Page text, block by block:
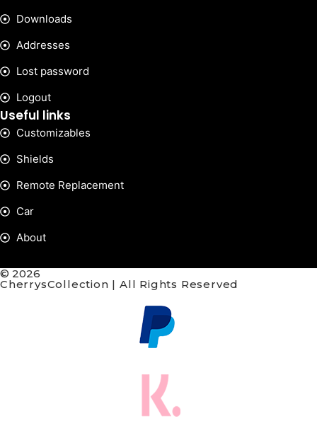
Downloads
Addresses
Lost password
Logout
Useful links
Customizables
Shields
Remote Replacement
Car
About
© 2026
CherrysCollection | All Rights Reserved